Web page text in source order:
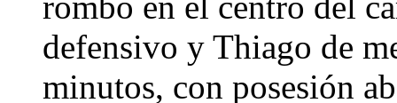
defensivo y Thiago de
minutos, con posesión